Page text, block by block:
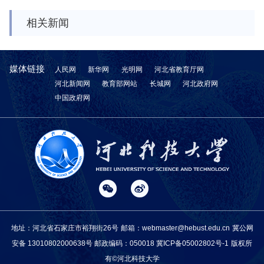
相关新闻
媒体链接 人民网 新华网 光明网
河北省教育厅网
河北新闻网
教育部网站 长城网
河北政府网
中国政府网
地址：河北省石家庄市裕翔街26号 邮箱：webmaster@hebust.edu.cn 冀公网
安备 13010802000638号 邮政编码：050018 冀ICP备05002802号-1 版权所
有©河北科技大学